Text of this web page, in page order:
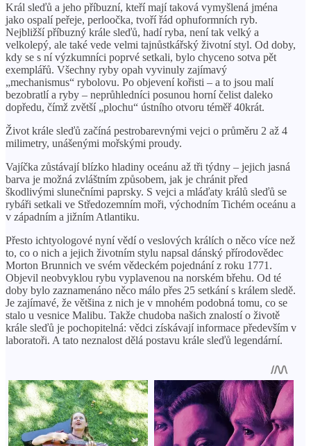
Král sleďů a jeho příbuzní, kteří mají taková vymyšlená jména
jako ospalí peřeje, perloočka, tvoří řád ophuformních ryb.
Nejbližší příbuzný krále sleďů, hadí ryba, není tak velký a
velkolepý, ale také vede velmi tajnůstkářský životní styl. Od doby,
kdy se s ní výzkumníci poprvé setkali, bylo chyceno sotva pět
exemplářů. Všechny ryby opah vyvinuly zajímavý
„mechanismus“ rybolovu. Po objevení kořisti – a to jsou malí
bezobratlí a ryby – neprůhledníci posunou horní čelist daleko
dopředu, čímž zvětší „plochu“ ústního otvoru téměř 40krát.
Život krále sleďů začíná pestrobarevnými vejci o průměru 2 až 4
milimetry, unášenými mořskými proudy.
Vajíčka zůstávají blízko hladiny oceánu až tři týdny – jejich jasná
barva je možná zvláštním způsobem, jak je chránit před
škodlivými slunečními paprsky. S vejci a mláďaty králů sleďů se
rybáři setkali ve Středozemním moři, východním Tichém oceánu a
v západním a jižním Atlantiku.
Přesto ichtyologové nyní vědí o veslových králích o něco více než
to, co o nich a jejich životním stylu napsal dánský přírodovědec
Morton Brunnich ve svém vědeckém pojednání z roku 1771.
Objevil neobvyklou rybu vyplavenou na norském břehu. Od té
doby bylo zaznamenáno něco málo přes 25 setkání s králem sledě.
Je zajímavé, že většina z nich je v mnohém podobná tomu, co se
stalo u vesnice Malibu. Takže chudoba našich znalostí o životě
krále sleďů je pochopitelná: vědci získávají informace především v
laboratoři. A tato neznalost dělá postavu krále sleďů legendární.